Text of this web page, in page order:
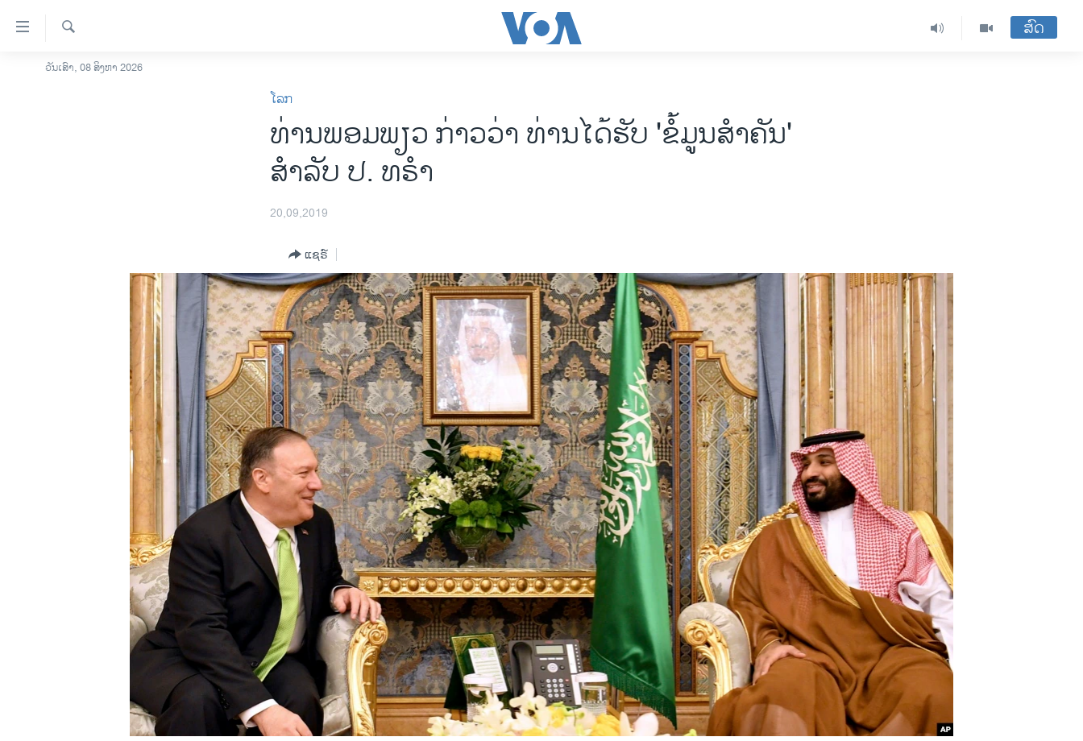
ລິ້ງ
ສຳຫລັບ
ໂຮມເພຈ
ອິດສະຫຼະພາບດ້ານການຂ່າວ
ວິທະຍາສາດ-ເທັກໂນໂລຈີ
ຄົ້ນຫາ
ສົດ
ວັນເສົາ, 08 ສິງຫາ 2026
ໂລກ
ທ່ານ​ພອມ​ພຽວ ກ່າວ​ວ່າ ທ່ານ​ໄດ້​ຮັບ 'ຂໍ້​ມູນສຳ​ຄັນ'
ສຳ​ລັບ ປ. ທ​ຣຳ
20,09,2019
ແຊຣ໌